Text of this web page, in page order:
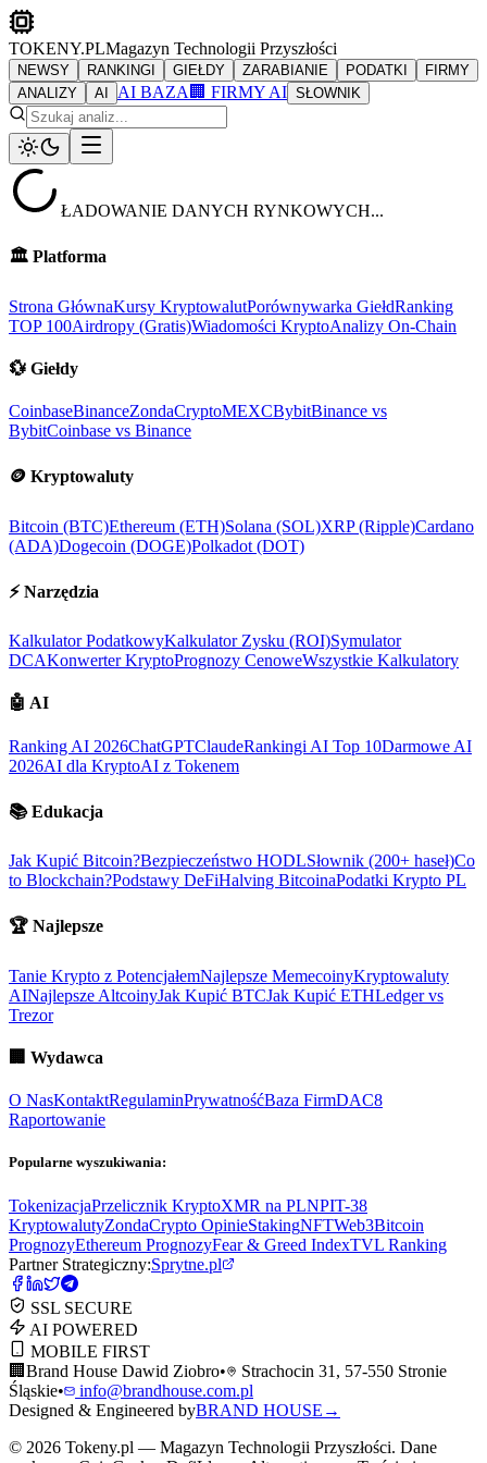
TOKENY.PLMagazyn Technologii Przyszłości
NEWSY RANKINGI GIEŁDY ZARABIANIE PODATKI
FIRMY
ANALIZY
AI AI BAZA 🏢 FIRMY AI SŁOWNIK
ŁADOWANIE DANYCH RYNKOWYCH...
🏛️ Platforma
Strona GłównaKursy KryptowalutPorównywarka GiełdRanking
TOP 100Airdropy (Gratis)Wiadomości KryptoAnalizy On-Chain
💱 Giełdy
CoinbaseBinanceZondaCryptoMEXCBybitBinance vs
BybitCoinbase vs Binance
🪙 Kryptowaluty
Bitcoin (BTC)Ethereum (ETH)Solana (SOL)XRP (Ripple)Cardano
(ADA)Dogecoin (DOGE)Polkadot (DOT)
⚡ Narzędzia
Kalkulator PodatkowyKalkulator Zysku (ROI)Symulator
DCAKonwerter KryptoPrognozy CenoweWszystkie Kalkulatory
🤖 AI
Ranking AI 2026ChatGPTClaudeRankingi AI Top 10Darmowe AI
2026AI dla KryptoAI z Tokenem
📚 Edukacja
Jak Kupić Bitcoin?Bezpieczeństwo HODLSłownik (200+ haseł)Co
to Blockchain?Podstawy DeFiHalving BitcoinaPodatki Krypto PL
🏆 Najlepsze
Tanie Krypto z PotencjałemNajlepsze MemecoinyKryptowaluty
AINajlepsze AltcoinyJak Kupić BTCJak Kupić ETHLedger vs
Trezor
🏢 Wydawca
O NasKontaktRegulaminPrywatnośćBaza FirmDAC8
Raportowanie
Popularne wyszukiwania:
TokenizacjaPrzelicznik KryptoXMR na PLNPIT-38
KryptowalutyZondaCrypto OpinieStakingNFTWeb3Bitcoin
PrognozyEthereum PrognozyFear & Greed IndexTVL Ranking
Partner Strategiczny:Sprytne.pl
SSL SECURE
AI POWERED
MOBILE FIRST
🏢 Brand House Dawid Ziobro•
Strachocin 31, 57-550 Stronie
Śląskie•
info@brandhouse.com.pl
Designed & Engineered byBRAND HOUSE →
© 2026 Tokeny.pl — Magazyn Technologii Przyszłości. Dane